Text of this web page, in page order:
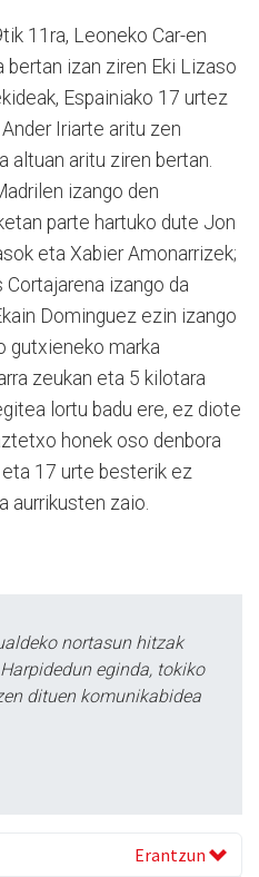
11ra, Leoneko Car-en
izan ziren Eki Lizaso
Espainiako 17 urtez
Iriarte aritu zen
altuan aritu ziren bertan.
izango den
parte hartuko dute Jon
eta Xabier Amonarrizek;
izango da
Dominguez ezin izango
gutxieneko marka
zeukan eta 5 kilotara
lortu badu ere, ez diote
honek oso denbora
17 urte besterik ez
aurrikusten zaio.
nortasun hitzak
eginda, tokiko
dituen komunikabidea
Erantzun